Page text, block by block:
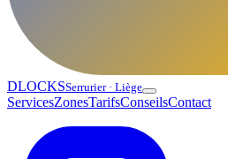
DLOCKSSerrurier · Liège
ServicesZonesTarifsConseilsContact